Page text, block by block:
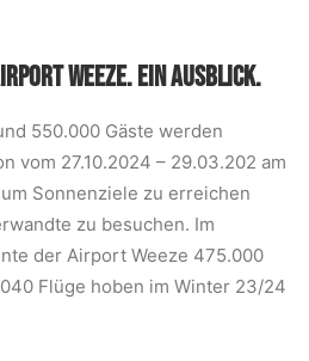
PARKING
AIRPORT
WEEZE. EIN AUSBLICK.
550.000 Gäste werden
vom 27.10.2024 – 29.03.202 am
Sonnenziele zu erreichen
zu besuchen. Im
der Airport Weeze 475.000
Flüge hoben im Winter 23/24